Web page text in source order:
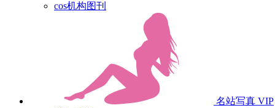
cos机构图刊
名站写真 VIP